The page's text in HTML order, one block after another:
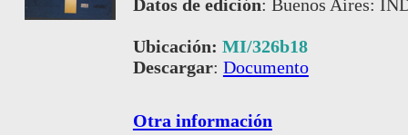
Datos de edición: Buenos Aires:
Ubicación: MI/326b18
Descargar: Documento
Otra información